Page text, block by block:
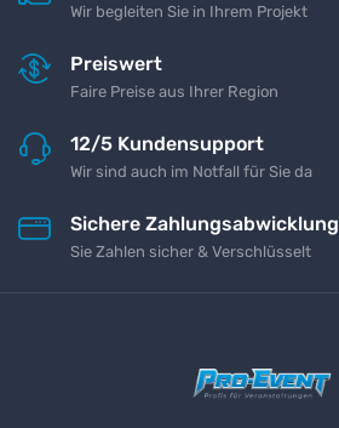
Wir begleiten Sie in Ihrem Projekt
Preiswert
Faire Preise aus Ihrer Region
12/5 Kundensupport
Wir sind auch im Notfall für Sie da
Sichere Zahlungsabwicklung
Sie Zahlen sicher & Verschlüsselt